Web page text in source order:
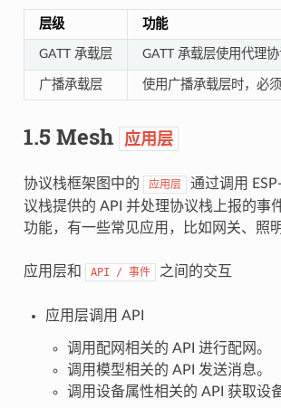
层级 功能
GATT 承载层 GATT 承载层使用代理
广播承载层 使用广播承载层时，必
1.5 Mesh 应用层
协议栈框架图中的 应用层
通过调用
议栈提供的 API 并处理协议栈上报的事
功能，有一些常见应用，比如网关、照明
应用层和 API / 事件 之间的交互
应用层调用 API
调用配网相关的 API 进行配网。
调用模型相关的 API 发送消息。
调用设备属性相关的 API 获取设